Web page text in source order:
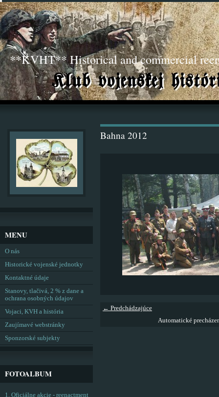
**KVHT** Historical and commercial
Bahna 2012
← Predchádzajúce
Automatické
MENU
O nás
Historické vojenské jednotky
Kontaktné údaje
Stanovy, tlačivá, 2 % z dane a
ochrana osobných údajov
Vojaci, KVH a história
Zaujímavé webstránky
Sponzorské subjekty
FOTOALBUM
1. Oficiálne akcie - reenactment